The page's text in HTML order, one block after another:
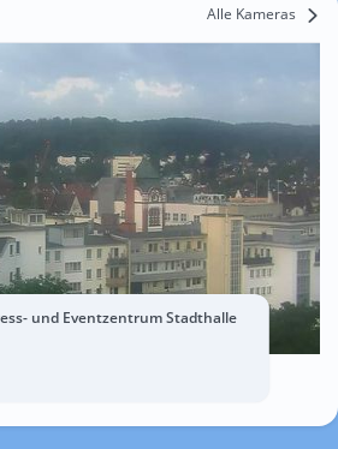
Alle Kameras
und Eventzentrum Stadthalle